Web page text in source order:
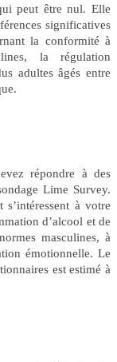
peut être nul. Elle
significatives
la conformité à
la régulation
adultes âgés entre
répondre à des
Lime Survey.
à votre
d’alcool et de
masculines, à
émotionnelle. Le
est estimé à